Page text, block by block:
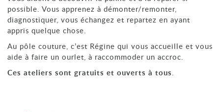
possible. Vous apprenez à démonter/remonter,
diagnostiquer, vous échangez et repartez en ayant
appris quelque chose.
Au pôle couture, c’est Régine qui vous accueille et vous
aide à faire un ourlet, à raccommoder un accroc.
Ces ateliers sont gratuits et ouverts à tous.